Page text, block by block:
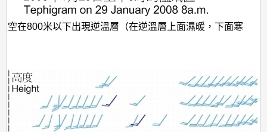
空在800米以下出現逆溫層（在逆溫層上面濕暖，下面寒